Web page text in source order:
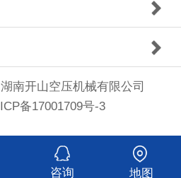
南开山空压机械有限公司
备17001709号-3
咨询 地图